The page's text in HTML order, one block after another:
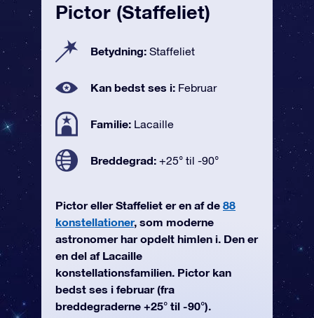
Pictor (Staffeliet)
Betydning: Staffeliet
Kan bedst ses i: Februar
Familie: Lacaille
Breddegrad: +25° til -90°
Pictor eller Staffeliet er en af de 88
konstellationer, som moderne
astronomer har opdelt himlen i. Den er
en del af Lacaille
konstellationsfamilien. Pictor kan
bedst ses i februar (fra
breddegraderne +25° til -90°).